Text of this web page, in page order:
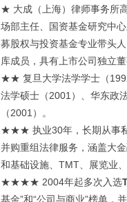
★ 大成（上海）律师事务所
场部主任、国资基金研究中
募股权与投资基金专业带头
库成员，具有上市公司独立董
★★ 复旦大学法学学士（
法学硕士（2001）、华东政
（2001）。
★★★ 执业30年，长期从事私
并购重组法律服务，涵盖大
和基础设施、TMT、展览业
★★★★ 2004年起多次入选
基金”和“公司与商业”榜单，